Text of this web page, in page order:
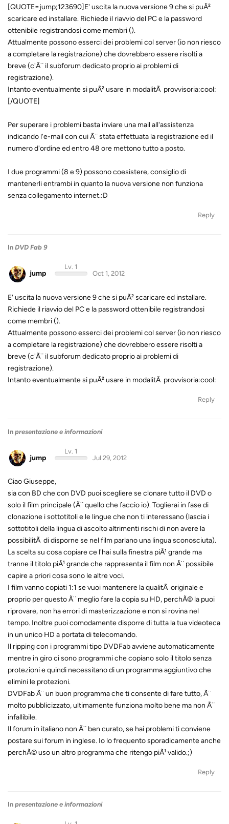
[QUOTE=jump;123690]E' uscita la nuova versione 9 che si puÃ²
scaricare ed installare. Richiede il riavvio del PC e la password
ottenibile registrandosi come membri ().
Attualmente possono esserci dei problemi col server (io non riesco
a completare la registrazione) che dovrebbero essere risolti a
breve (c'Ã¨ il subforum dedicato proprio ai problemi di
registrazione).
Intanto eventualmente si puÃ² usare in modalitÃ provvisoria:cool:
[/QUOTE]
Per superare i problemi basta inviare una mail all'assistenza
indicando l'e-mail con cui Ã¨ stata effettuata la registrazione ed il
numero d'ordine ed entro 48 ore mettono tutto a posto.
I due programmi (8 e 9) possono coesistere, consiglio di
mantenerli entrambi in quanto la nuova versione non funziona
senza collegamento internet.:D
Reply
In DVD Fab 9
jump
Lv. 1
Oct 1, 2012
E' uscita la nuova versione 9 che si puÃ² scaricare ed installare.
Richiede il riavvio del PC e la password ottenibile registrandosi
come membri ().
Attualmente possono esserci dei problemi col server (io non riesco
a completare la registrazione) che dovrebbero essere risolti a
breve (c'Ã¨ il subforum dedicato proprio ai problemi di
registrazione).
Intanto eventualmente si puÃ² usare in modalitÃ provvisoria:cool:
Reply
In presentazione e informazioni
jump
Lv. 1
Jul 29, 2012
Ciao Giuseppe,
sia con BD che con DVD puoi scegliere se clonare tutto il DVD o
solo il film principale (Ã¨ quello che faccio io). Toglierai in fase di
clonazione i sottotitoli e le lingue che non ti interessano (lascia i
sottotitoli della lingua di ascolto altrimenti rischi di non avere la
possibilitÃ di disporne se nel film parlano una lingua sconosciuta).
La scelta su cosa copiare ce l'hai sulla finestra piÃ¹ grande ma
tranne il titolo piÃ¹ grande che rappresenta il film non Ã¨ possibile
capire a priori cosa sono le altre voci.
I film vanno copiati 1:1 se vuoi mantenere la qualitÃ originale e
proprio per questo Ã¨ meglio fare la copia su HD, perchÃ© la puoi
riprovare, non ha errori di masterizzazione e non si rovina nel
tempo. Inoltre puoi comodamente disporre di tutta la tua videoteca
in un unico HD a portata di telecomando.
Il ripping con i programmi tipo DVDFab avviene automaticamente
mentre in giro ci sono programmi che copiano solo il titolo senza
protezioni e quindi necessitano di un programma aggiuntivo che
elimini le protezioni.
DVDFab Ã¨ un buon programma che ti consente di fare tutto, Ã¨
molto pubblicizzato, ultimamente funziona molto bene ma non Ã¨
infallibile.
Il forum in italiano non Ã¨ ben curato, se hai problemi ti conviene
postare sui forum in inglese. Io lo frequento sporadicamente anche
perchÃ© uso un altro programma che ritengo piÃ¹ valido.;)
Reply
In presentazione e informazioni